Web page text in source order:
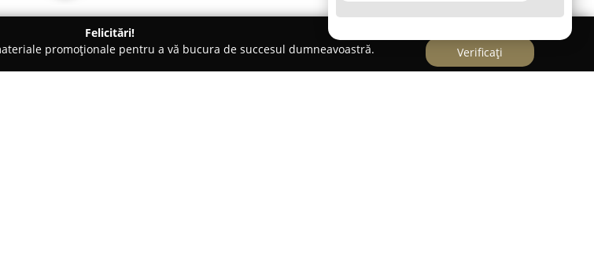
Felicitări!
promoționale pentru a vă bucura de succesul dumneavoastră.
Verificați